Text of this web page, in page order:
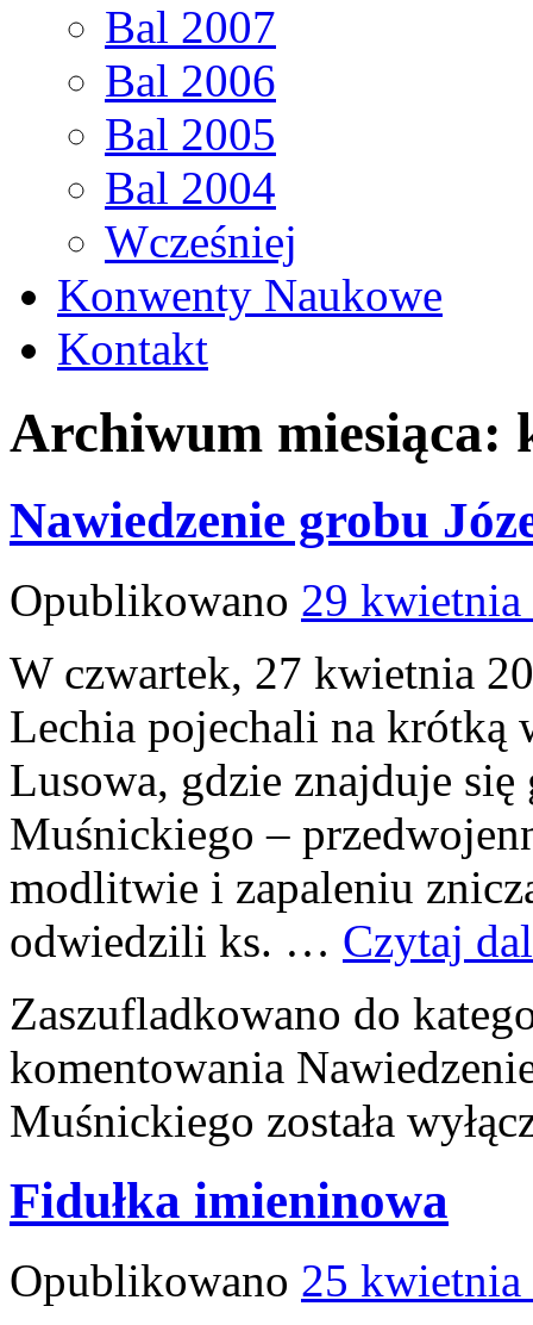
Bal 2007
Bal 2006
Bal 2005
Bal 2004
Wcześniej
Konwenty Naukowe
Kontakt
Archiwum miesiąca:
Nawiedzenie grobu
Opublikowano 29 kwietnia
W czwartek, 27 kwietnia
Lechia pojechali na krótką
Lusowa, gdzie znajduje się
Muśnickiego –
modlitwie i zapaleniu
odwiedzili ks. … Czytaj
Zaszufladkowano do
komentowania
Muśnickiego została
Fidułka imieninowa
Opublikowano 25 kwietnia